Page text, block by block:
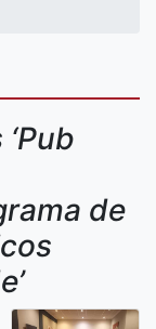
de